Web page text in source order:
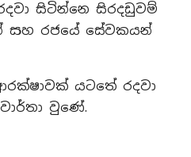
සිටින්නෙ සිරදඩුවම්
සහ රජයේ සේවකයන්
යටතේ රදවා
වුණේ.